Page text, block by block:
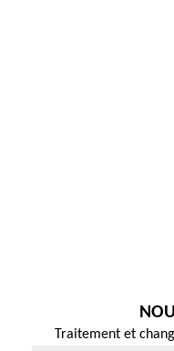
Traitement et